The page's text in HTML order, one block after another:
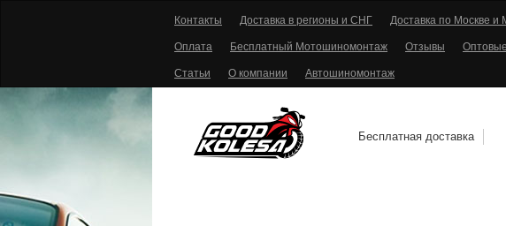
Контакты Доставка в регионы и СНГ Доставка по Москве и
Оплата Бесплатный Мотошиномонтаж Отзывы
Статьи О компании Автошиномонтаж
Бесплатная доставка